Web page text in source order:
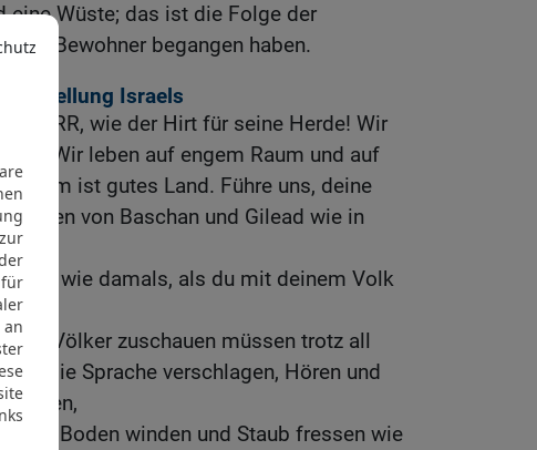
eine Wüste; das ist die Folge der
ihre Bewohner begangen haben.
Israels
HERR, wie der Hirt für seine Herde! Wir
Wir leben auf engem Raum und auf
ist gutes Land. Führe uns, deine
von Baschan und Gilead wie in
wie damals, als du mit deinem Volk
die Völker zuschauen müssen trotz all
die Sprache verschlagen, Hören und
dem Boden winden und Staub fressen wie